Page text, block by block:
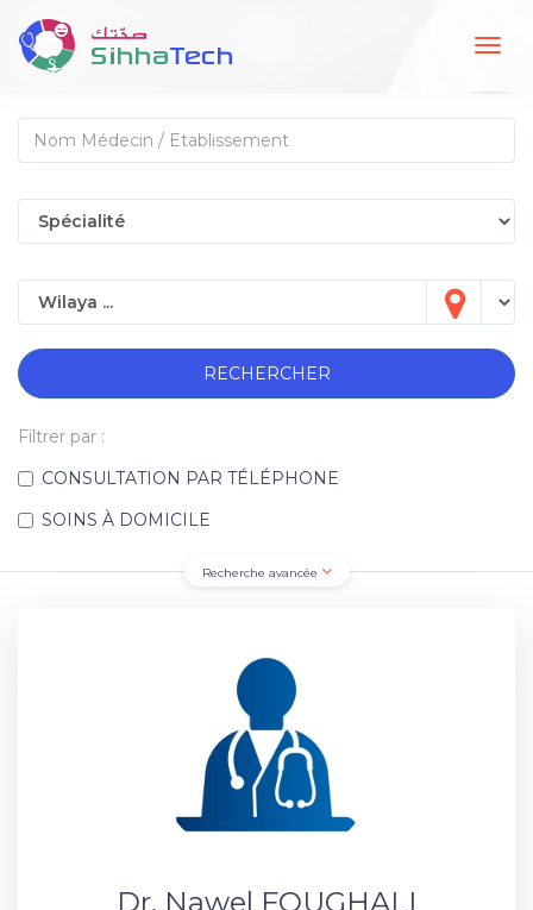
RECHERCHER
Filtrer par :
CONSULTATION PAR TÉLÉPHONE
SOINS À DOMICILE
Recherche avancée
Dr. Nawel FOUGHALI